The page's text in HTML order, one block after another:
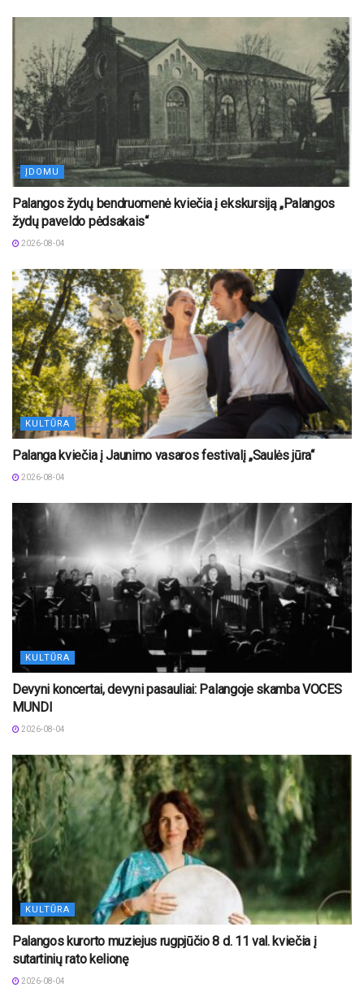
ĮDOMU
Palangos žydų bendruomenė kviečia į ekskursiją „Palangos
žydų paveldo pėdsakais“
2026-08-04
KULTŪRA
Palanga kviečia į Jaunimo vasaros festivalį „Saulės jūra“
2026-08-04
KULTŪRA
Devyni koncertai, devyni pasauliai: Palangoje skamba VOCES
MUNDI
2026-08-04
KULTŪRA
Palangos kurorto muziejus rugpjūčio 8 d. 11 val. kviečia į
sutartinių rato kelionę
2026-08-04